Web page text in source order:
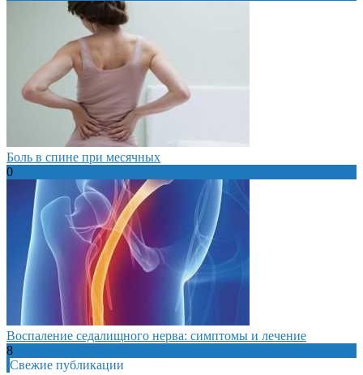
Боль в спине при месячных
0
Воспаление седалищного нерва: симптомы и лечение
8
Свежие публикации